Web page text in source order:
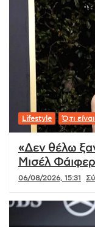
Lifestyle Ό,τι
«Δεν θέλω
Μισέλ Φάιφερ
06/08/2026, 15:31